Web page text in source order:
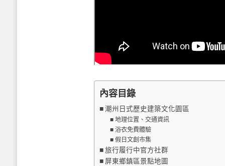
內容目錄
潮州日式歷史建築文化園區
地理位置、交通資訊
浴衣免費體驗
假日文創市集
旅行履行中官方社群
屏東鄉鎮區景點地圖